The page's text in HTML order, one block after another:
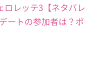
ロレッテ3【ネタバレ
ートの参加者は？ポ